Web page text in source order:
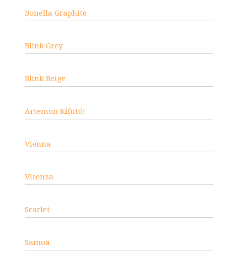
Bonella Graphite
Blink Grey
Blink Beige
Artemon Kifutó!
Vienna
Vicenza
Scarlet
Samoa